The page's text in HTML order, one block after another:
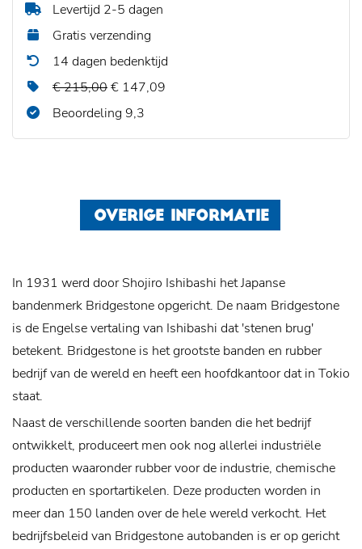
Levertijd 2-5 dagen
Gratis verzending
14 dagen bedenktijd
€ 215,00€ 147,09
Beoordeling 9,3
OVERIGE INFORMATIE
In 1931 werd door Shojiro Ishibashi het Japanse
bandenmerk Bridgestone opgericht. De naam Bridgestone
is de Engelse vertaling van Ishibashi dat 'stenen brug'
betekent. Bridgestone is het grootste banden en rubber
bedrijf van de wereld en heeft een hoofdkantoor dat in Tokio
staat.
Naast de verschillende soorten banden die het bedrijf
ontwikkelt, produceert men ook nog allerlei industriële
producten waaronder rubber voor de industrie, chemische
producten en sportartikelen. Deze producten worden in
meer dan 150 landen over de hele wereld verkocht. Het
bedrijfsbeleid van Bridgestone autobanden is er op gericht